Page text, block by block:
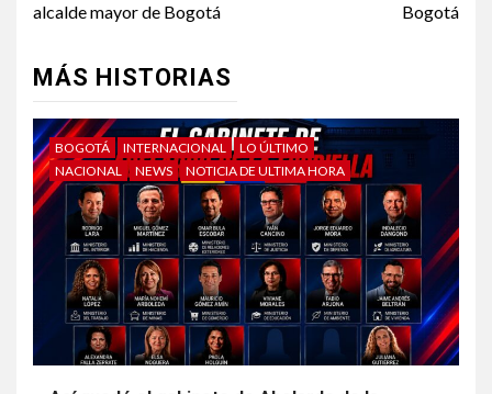
alcalde mayor de Bogotá
Bogotá
MÁS HISTORIAS
BOGOTÁ INTERNACIONAL
LO ÚLTIMO
NACIONAL
NEWS NOTICIA DE ULTIMA HORA